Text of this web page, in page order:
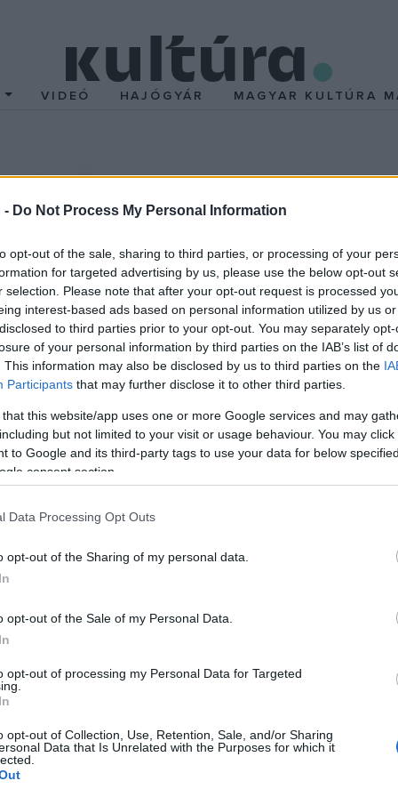
- Do Not Process My Personal Information
opt-out of the sale, sharing to third parties, or processing of your
for targeted advertising by us, please use the below opt-out
selection. Please note that after your opt-out request is processed
interest-based ads based on personal information utilized by us
to third parties prior to your opt-out. You may separately
of your personal information by third parties on the IAB’s list of
This information may also be disclosed by us to third parties on the
Participants that may further disclose it to other third parties.
that this website/app uses one or more Google services and may
but not limited to your visit or usage behaviour. You may
to Google and its third-party tags to use your data for below
consent section.
Data Processing Opt Outs
opt-out of the Sharing of my personal data.
opt-out of the Sale of my Personal Data.
opt-out of processing my Personal Data for Targeted
opt-out of Collection, Use, Retention, Sale, and/or Sharing
Data that Is Unrelated with the Purposes for which it
VIDEÓ HAJÓGYÁR MAGYAR KULTÚRA
Bodzafesztvál
Brothers koncertje lesz a Romtemplomban. A speedfolkot
Quartet, az Aurevoir, a Jóanépi, táncházat tart a Pásztor
együttes estje lesz június 9-én vasárnap.
A hagyományőrző, kézműves- és gyerekprogramok a
a bodza gyógyító- és festőfunkcióját, készítenek
sörrel, azaz zsálinkával és zsörrel is készülnek.
a Magos együttes közösen hoz létre egy produkciót a
célozza Benkő Zsolt Gitárterápiája is, a Matyi
a korlátozott befogadóképesség miatt
szakmai partnerei a Fonó Budai Zeneház és a Hagyományok